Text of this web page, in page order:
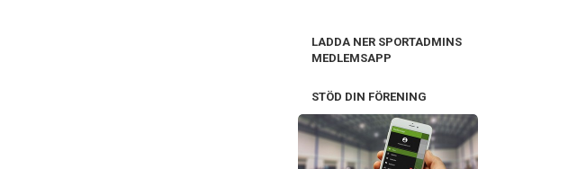
LADDA NER SPORTADMINS
MEDLEMSAPP
STÖD DIN FÖRENING